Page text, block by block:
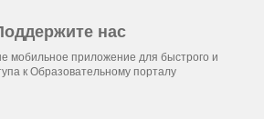
нас
мобильное приложение для быстрого и
к Образовательному порталу